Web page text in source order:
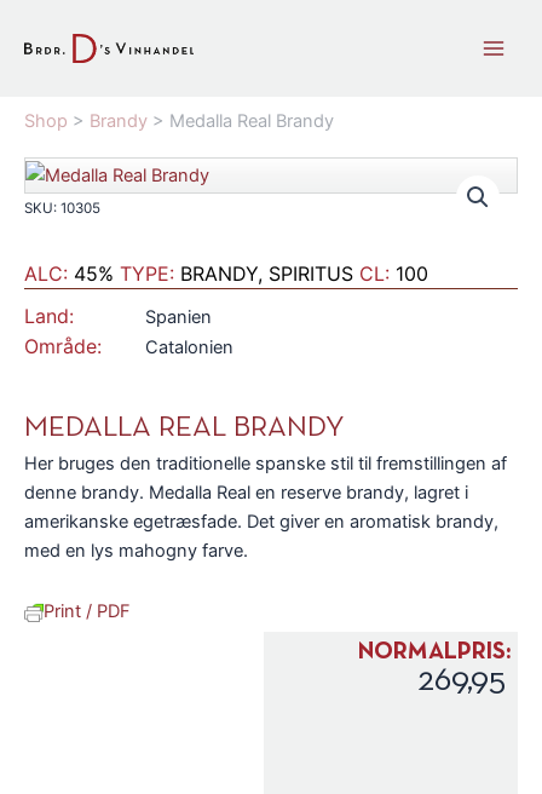
Shop > Brandy > Medalla Real Brandy
SKU: 10305
ALC: 45% TYPE: BRANDY, SPIRITUS CL: 100
Land:
Spanien
Område: Catalonien
MEDALLA REAL BRANDY
Her bruges den traditionelle spanske stil til fremstillingen af
denne brandy. Medalla Real en reserve brandy, lagret i
amerikanske egetræsfade. Det giver en aromatisk brandy,
med en lys mahogny farve.
Print / PDF
NORMALPRIS:
269,95